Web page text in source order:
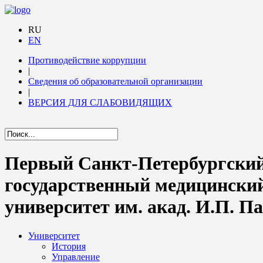
RU
EN
Противодействие коррупции
|
Сведения об образовательной организации
|
ВЕРСИЯ ДЛЯ СЛАБОВИДЯЩИХ
Первый Санкт-
государственный
университет им. акад. И.П.
Университет
История
Управление